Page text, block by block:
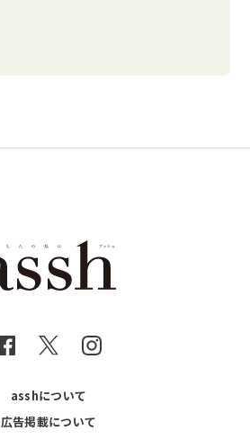
asshについて
広告掲載について